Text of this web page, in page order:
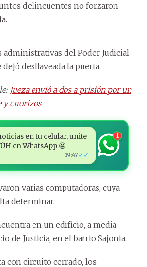
delincuentes no forzaron
administrativas del Poder Judicial
desllaveada la puerta.
Jueza envió a dos a prisión por un
y chorizos
en tu celular, unite
en WhatsApp 🤩
19:47 ✓✓
1
varias computadoras, cuya
determinar.
en un edificio, a media
de Justicia, en el barrio Sajonia.
con circuito cerrado, los